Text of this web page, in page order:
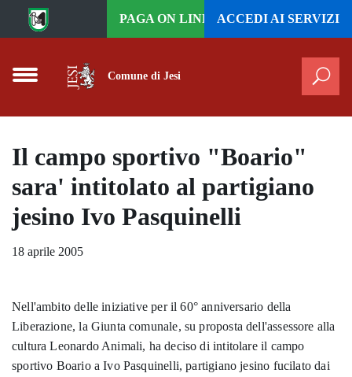
Vai al contenuto principale
PAGA ON LINE
ACCEDI AI SERVIZI
Comune di Jesi
Il campo sportivo "Boario"
sara' intitolato al partigiano
jesino Ivo Pasquinelli
18 aprile 2005
Nell'ambito delle iniziative per il 60° anniversario della
Liberazione, la Giunta comunale, su proposta dell'assessore alla
cultura Leonardo Animali, ha deciso di intitolare il campo
sportivo Boario a Ivo Pasquinelli, partigiano jesino fucilato dai